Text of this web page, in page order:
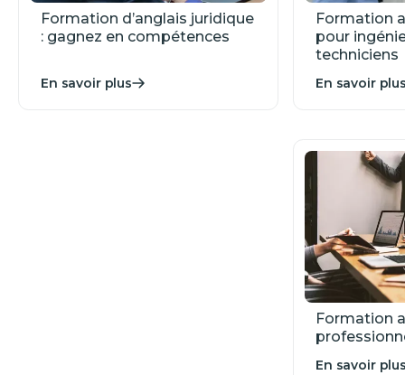
Formation d’anglais juridique
: gagnez en compétences
En savoir plus
Formation
pour
techniciens
En savoir
Formation
En savoir